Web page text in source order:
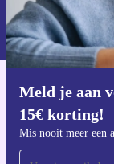
Meld je aan
15€ korting!
Mis nooit meer een
Informatie over
privacybeleid